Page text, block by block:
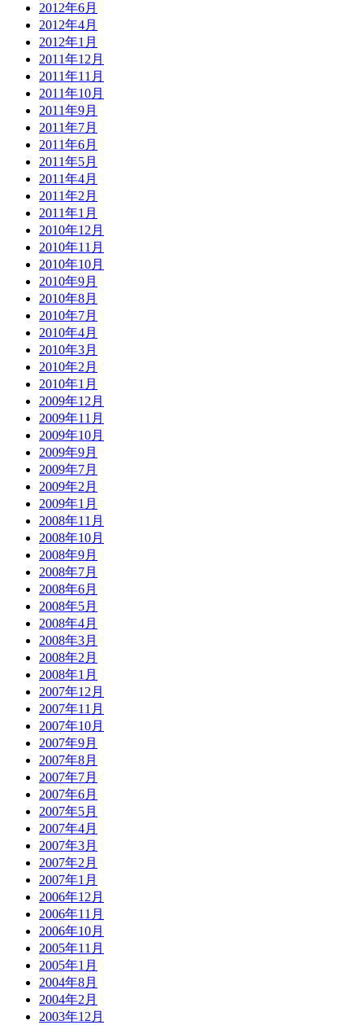
2012年6月
2012年4月
2012年1月
2011年12月
2011年11月
2011年10月
2011年9月
2011年7月
2011年6月
2011年5月
2011年4月
2011年2月
2011年1月
2010年12月
2010年11月
2010年10月
2010年9月
2010年8月
2010年7月
2010年4月
2010年3月
2010年2月
2010年1月
2009年12月
2009年11月
2009年10月
2009年9月
2009年7月
2009年2月
2009年1月
2008年11月
2008年10月
2008年9月
2008年7月
2008年6月
2008年5月
2008年4月
2008年3月
2008年2月
2008年1月
2007年12月
2007年11月
2007年10月
2007年9月
2007年8月
2007年7月
2007年6月
2007年5月
2007年4月
2007年3月
2007年2月
2007年1月
2006年12月
2006年11月
2006年10月
2005年11月
2005年1月
2004年8月
2004年2月
2003年12月